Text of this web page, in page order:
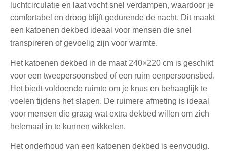
luchtcirculatie en laat vocht snel verdampen, waardoor je
comfortabel en droog blijft gedurende de nacht. Dit maakt
een katoenen dekbed ideaal voor mensen die snel
transpireren of gevoelig zijn voor warmte.
Het katoenen dekbed in de maat 240×220 cm is geschikt
voor een tweepersoonsbed of een ruim eenpersoonsbed.
Het biedt voldoende ruimte om je knus en behaaglijk te
voelen tijdens het slapen. De ruimere afmeting is ideaal
voor mensen die graag wat extra dekbed willen om zich
helemaal in te kunnen wikkelen.
Het onderhoud van een katoenen dekbed is eenvoudig.